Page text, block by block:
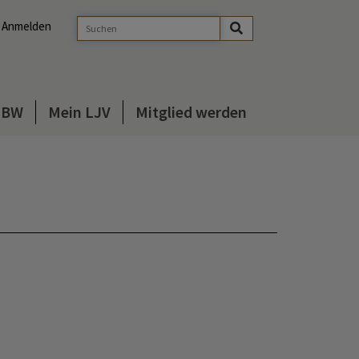
Anmelden
Mein LJV Mitglied werden